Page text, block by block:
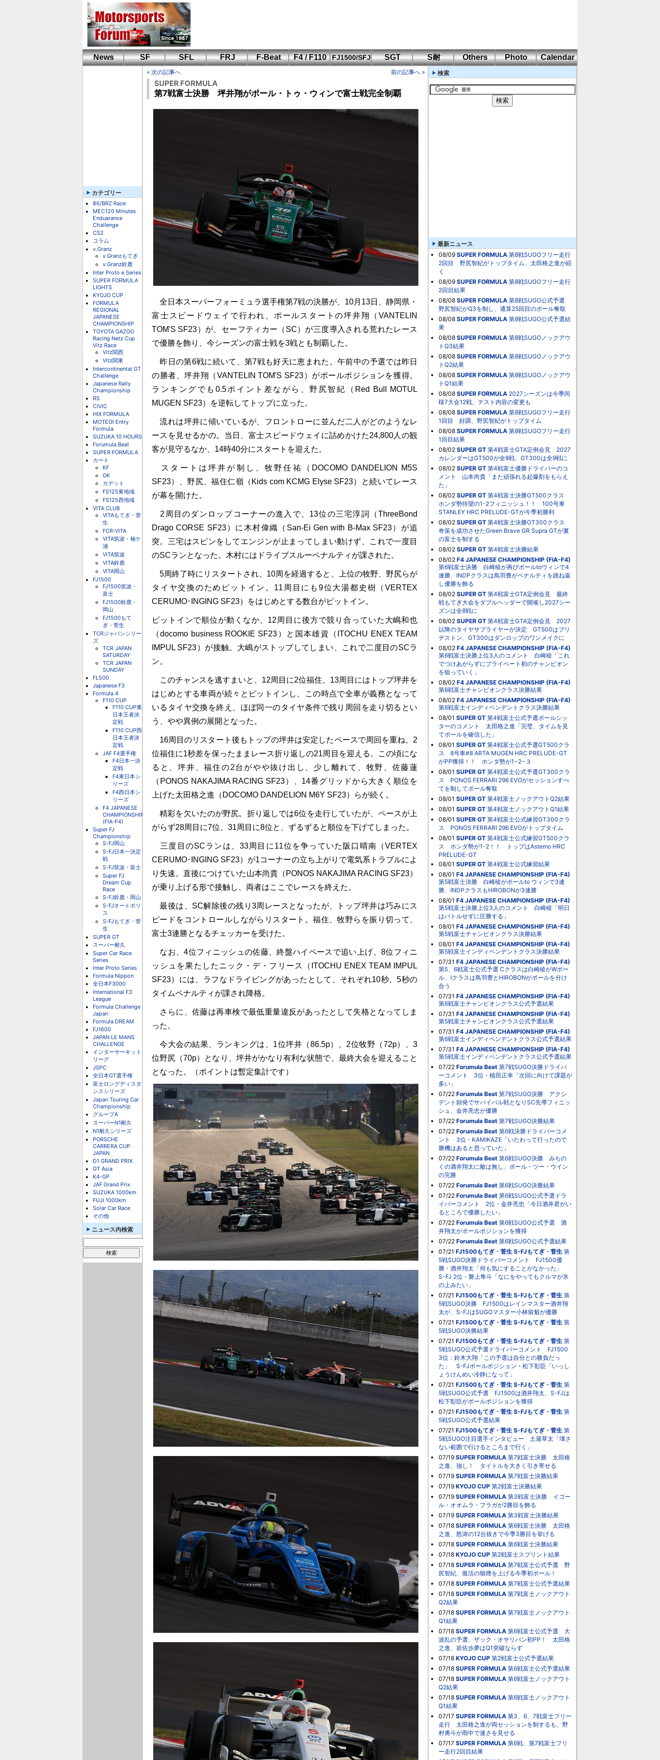
News SF SFL FRJ F-Beat
F4 / F110
FJ1500/SFJ SGT S耐 Others Photo Calendar
カテゴリー
86/BRZ Race
MEC120 Minutes
Enduarance
Challenge
CS2
コラム
v.Granz
v.Granzもてぎ
v.Granz鈴鹿
Inter Proto e Series
SUPER FORMULA
LIGHTS
KYOJO CUP
FORMULA
REGIONAL
JAPANESE
CHAMPIONSHIP
TOYOTA GAZOO
Racing Netz Cup
Vitz Race
Vitz関西
Vitz関東
Intercontinental GT
Challenge
Japanese Rally
Championship
RS
CIVIC
HIX FORMULA
MOTEGI Entry
Formula
SUZUKA 10 HOURS
Forumula Beat
SUPER FORMULA
カート
KF
OK
カデット
FS125東地域
FS125西地域
VITA CLUB
VITAもてぎ・菅
生
FCR-VITA
VITA筑波・袖ケ
浦
VITA筑波
VITA鈴鹿
VITA岡山
FJ1500
FJ1500筑波・
富士
FJ1500鈴鹿・
岡山
FJ1500もて
ぎ・菅生
TCRジャパンシリー
ズ
TCR JAPAN
SATURDAY
TCR JAPAN
SUNDAY
FL500
Japanese F3
Formula 4
F110 CUP
F110 CUP東
日本王者決
定戦
F110 CUP西
日本王者決
定戦
JAF F4選手権
F4日本一決
定戦
F4東日本シ
リーズ
F4西日本シ
リーズ
F4 JAPANESE
CHAMPIONSHIP
(FIA-F4)
Super FJ
Championship
S-FJ岡山
S-FJ日本一決定
戦
S-FJ筑波・富士
Super FJ
Dream Cup
Race
S-FJ鈴鹿・岡山
S-FJオートポリ
ス
S-FJもてぎ・菅
生
SUPER GT
スーパー耐久
Super Car Race
Series
Inter Proto Series
Formula Nippon
全日本F3000
International F3
League
Formula Challenge
Japan
Formula DREAM
FJ1600
JAPAN LE MANS
CHALLENGE
インターサーキット
リーグ
JSPC
全日本GT選手権
富士ロングディスタ
ンスシリーズ
Japan Touring Car
Championship
グループA
スーパーN1耐久
N1耐久シリーズ
PORSCHE
CARRERA CUP
JAPAN
D1 GRAND PRIX
GT Asia
K4-GP
JAF Grand Prix
SUZUKA 1000km
FUJI 1000km
Solar Car Race
その他
ニュース内検索
« 次の記事へ 前の記事へ »
SUPER FORMULA
第7戦富士決勝 坪井翔がポール・トゥ・ウィンで富士戦完全制覇
全日本スーパーフォーミュラ選手権第7戦の決勝が、10月13日、静岡県・
富士スピードウェイで行われ、ポールスタートの坪井翔（VANTELIN
TOM'S SF23）が、セーフティカー（SC）が三度導入される荒れたレース
で優勝を飾り、今シーズンの富士戦を3戦とも制覇した。
昨日の第6戦に続いて、第7戦も好天に恵まれた。午前中の予選では昨日
の勝者、坪井翔（VANTELIN TOM'S SF23）がポールポジションを獲得。
ランキングでも0.5ポイント差ながら、野尻智紀（Red Bull MOTUL
MUGEN SF23）を逆転してトップに立った。
流れは坪井に傾いているが、フロントローに並んだ二人がどのようなレ
ースを見せるかの。当日、富士スピードウェイに詰めかけた24,800人の観
客が見守るなか、14時40分にスタートを迎えた。
スタートは坪井が制し、牧野任祐（DOCOMO DANDELION M5S
SF23）、野尻、福住仁嶺（Kids com KCMG Elyse SF23）と続いてレース
が幕を開けた。
2周目のダンロップコーナーの進入で、13位の三宅淳詞（ThreeBond
Drago CORSE SF23）に木村偉織（San-Ei Gen with B-Max SF23）が追
突。三宅はスピンをしてエンジンが止まってしまい動けず、これで一度目
のSCランとなった。木村にはドライブスルーペナルティが課された。
5周終了時にリスタートされ、10周を経過すると、上位の牧野、野尻らが
タイヤ交換のためピットイン。11周目にも9位大湯都史樹（VERTEX
CERUMO･INGING SF23）をはじめとする数台がピットイン。
ピットインで順位が動くなか、12周目に後方で競り合っていた大嶋和也
（docomo business ROOKIE SF23）と国本雄資（ITOCHU ENEX TEAM
IMPUL SF23）が接触。大嶋がストップしてしまい、これで二度目のSCラ
ン。
このチャンスを逃すまいと、12周目に2位福住、13周目にはトップ坪井を
はじめとする車両が続々とピットインし、この時点で全車が義務となって
いるタイヤ交換を終え、ほぼ同一のタイヤ条件で残り周回を走り切るとい
う、やや異例の展開となった。
16周目のリスタート後もトップの坪井は安定したペースで周回を重ね、2
位福住に1秒差を保ったままレース折り返しの21周目を迎える。この頃にな
ると、坪井、福住の2台がやや抜け出し、少し離れて、牧野、佐藤蓮
（PONOS NAKAJIMA RACING SF23）、14番グリッドから大きく順位を
上げた太田格之進（DOCOMO DANDELION M6Y SF23）らが続く。
精彩を欠いたのが野尻。折り返しでは6位を走行していたが、ペースが上
がらず28周目に7位、31周目に8位と、ずるずると順位を下げてしまった。
三度目のSCランは、33周目に11位を争っていた阪口晴南（VERTEX
CERUMO･INGING SF23）が1コーナーの立ち上がりで電気系トラブルによ
り失速。直後につけていた山本尚貴（PONOS NAKAJIMA RACING SF23）
が乗り上げる形で接触し、両者はここでレースを終えた。
最後は、SC解除後の残り3周レースとなったが、トップ坪井は巧みにス
ピードをコントロールしながらリスタート。福住、牧野らを振り切って、
富士3連勝となるチェッカーを受けた。
なお、4位フィニッシュの佐藤、終盤ハイペースで追い上げ、8位フィニ
ッシュを果たしたニック・デ・フリース（ITOCHU ENEX TEAM IMPUL
SF23）には、ラフなドライビングがあったとして、それぞれ10秒、5秒の
タイムペナルティが課され降格。
さらに、佐藤は再車検で最低重量違反があったとして失格となってしま
った。
今大会の結果、ランキングは、1位坪井（86.5p）、2位牧野（72p）、3
位野尻（70p）となり、坪井がかなり有利な状態で、最終大会を迎えること
となった。（ポイントは暫定集計です）
検索
最新ニュース
08/09 SUPER FORMULA 第8戦SUGOフリー走行
2回目 野尻智紀がトップタイム、太田格之進が続
く
08/09 SUPER FORMULA 第8戦SUGOフリー走行
2回目結果
08/08 SUPER FORMULA 第8戦SUGO公式予選
野尻智紀がQ3を制し、通算25回目のポール奪取
08/08 SUPER FORMULA 第8戦SUGO公式予選結
果
08/08 SUPER FORMULA 第8戦SUGOノックアウ
トQ3結果
08/08 SUPER FORMULA 第8戦SUGOノックアウ
トQ2結果
08/08 SUPER FORMULA 第8戦SUGOノックアウ
トQ1結果
08/08 SUPER FORMULA 2027シーズンは今季同
様7大会12戦、テスト内容の変更も
08/08 SUPER FORMULA 第8戦SUGOフリー走行
1回目 好調、野尻智紀がトップタイム
08/08 SUPER FORMULA 第8戦SUGOフリー走行
1回目結果
08/02 SUPER GT 第4戦富士GTA定例会見 2027
カレンダーはGT500が全8戦、GT300は全9戦に
08/02 SUPER GT 第4戦富士優勝ドライバーのコ
メント 山本尚貴「また頑張れる起爆剤をもらえ
た」
08/02 SUPER GT 第4戦富士決勝GT500クラス
ホンダ勢待望の1-2フィニッシュ！！ 100号車
STANLEY HRC PRELUDE-GTが今季初勝利
08/02 SUPER GT 第4戦富士決勝GT300クラス
奇策を成功させたGreen Brave GR Supra GTが夏
の富士を制する
08/02 SUPER GT 第4戦富士決勝結果
08/02 F4 JAPANESE CHAMPIONSHIP (FIA-F4)
第6戦富士決勝 白崎稜が再びポールtoウィンで4
連勝、INDPクラスは鳥羽豊がペナルティを跳ね返
し優勝を飾る
08/02 SUPER GT 第4戦富士GTA定例会見 最終
戦もてぎ大会をダブルヘッダーで開催し2027シー
ズンは全8戦に
08/02 SUPER GT 第4戦富士GTA定例会見 2027
以降のタイヤサプライヤーが決定 GT500はブリ
ヂストン、GT300はダンロップのワンメイクに
08/02 F4 JAPANESE CHAMPIONSHIP (FIA-F4)
第6戦富士決勝上位3人のコメント 白崎稜「これ
でつけあがらずにプライベート初のチャンピオン
を狙っていく」
08/02 F4 JAPANESE CHAMPIONSHIP (FIA-F4)
第6戦富士チャンピオンクラス決勝結果
08/02 F4 JAPANESE CHAMPIONSHIP (FIA-F4)
第6戦富士インディペンデントクラス決勝結果
08/01 SUPER GT 第4戦富士公式予選ポールシッ
ターのコメント 太田格之進「完璧、タイムを見
てポールを確信した」
08/01 SUPER GT 第4戦富士公式予選GT500クラ
ス 8号車#8 ARTA MUGEN HRC PRELUDE-GT
がPP獲得！！ ホンダ勢が1−2−３
08/01 SUPER GT 第4戦富士公式予選GT300クラ
ス PONOS FERRARI 296 EVOがセッションすべ
てを制してポール奪取
08/01 SUPER GT 第4戦富士ノックアウトQ2結果
08/01 SUPER GT 第4戦富士ノックアウトQ1結果
08/01 SUPER GT 第4戦富士公式練習GT300クラ
ス PONOS FERRARI 296 EVOがトップタイム
08/01 SUPER GT 第4戦富士公式練習GT500クラ
ス ホンダ勢が1-2！！ トップはAstemo HRC
PRELUDE-GT
08/01 SUPER GT 第4戦富士公式練習結果
08/01 F4 JAPANESE CHAMPIONSHIP (FIA-F4)
第5戦富士決勝 白崎稜がポールto ウィンで3連
勝、INDPクラスもHIROBONが3連勝
08/01 F4 JAPANESE CHAMPIONSHIP (FIA-F4)
第5戦富士決勝上位3人のコメント 白崎稜「明日
はバトルせずに圧勝する」
08/01 F4 JAPANESE CHAMPIONSHIP (FIA-F4)
第5戦富士チャンピオンクラス決勝結果
08/01 F4 JAPANESE CHAMPIONSHIP (FIA-F4)
第5戦富士インディペンデントクラス決勝結果
07/31 F4 JAPANESE CHAMPIONSHIP (FIA-F4)
第5、6戦富士公式予選 Cクラスは白崎稜がWポー
ル、Iクラスは鳥羽豊とHIROBONがポールを分け
合う
07/31 F4 JAPANESE CHAMPIONSHIP (FIA-F4)
第6戦富士チャンピオンクラス公式予選結果
07/31 F4 JAPANESE CHAMPIONSHIP (FIA-F4)
第5戦富士チャンピオンクラス公式予選結果
07/31 F4 JAPANESE CHAMPIONSHIP (FIA-F4)
第6戦富士インディペンデントクラス公式予選結果
07/31 F4 JAPANESE CHAMPIONSHIP (FIA-F4)
第5戦富士インディペンデントクラス公式予選結果
07/22 Forumula Beat 第7戦SUGO決勝ドライバ
ーコメント 3位・植田正幸「次回に向けて課題が
多い」
07/22 Forumula Beat 第7戦SUGO決勝 アクシ
デント頻発でサバイバル戦となりSC先導フィニッ
シュ、金井亮忠が優勝
07/22 Forumula Beat 第7戦SUGO決勝結果
07/22 Forumula Beat 第6戦決勝ドライバーコメ
ント 3位・KAMIKAZE「いたわって行ったので
勝機はあると思っていた」
07/22 Forumula Beat 第6戦SUGO決勝 みちの
くの酒井翔太に敵は無し、ポール・ツー・ウイン
の完勝
07/22 Forumula Beat 第6戦SUGO決勝結果
07/22 Forumula Beat 第6戦SUGO公式予選ドラ
イバーコメント 2位・金井亮忠「今日酒井君がい
るところで優勝したい」
07/22 Forumula Beat 第6戦SUGO公式予選 酒
井翔太がポールポジションを獲得
07/22 Forumula Beat 第6戦SUGO公式予選結果
07/21 FJ1500もてぎ・菅生 S-FJもてぎ・菅生 第
5戦SUGO決勝ドライバーコメント FJ1500優
勝・酒井翔太「何も気にすることがなかった」
S-FJ 2位・磐上隼斗「なにをやってもクルマが氷
の上みたい」
07/21 FJ1500もてぎ・菅生 S-FJもてぎ・菅生 第
5戦SUGO決勝 FJ1500はレインマスター酒井翔
太が、S-FJはSUGOマスター小林留魁が優勝
07/21 FJ1500もてぎ・菅生 S-FJもてぎ・菅生 第
5戦SUGO決勝結果
07/21 FJ1500もてぎ・菅生 S-FJもてぎ・菅生 第
5戦SUGO公式予選ドライバーコメント FJ1500
3位：鈴木大翔「この予選は自分との勝負だっ
た」 S-FJポールポジション・松下彰臣「いっし
ょうけんめい冷静になって」
07/21 FJ1500もてぎ・菅生 S-FJもてぎ・菅生 第
5戦SUGO公式予選 FJ1500は酒井翔太、S-FJは
松下彰臣がポールポジションを獲得
07/21 FJ1500もてぎ・菅生 S-FJもてぎ・菅生 第
5戦SUGO公式予選結果
07/21 FJ1500もてぎ・菅生 S-FJもてぎ・菅生 第
5戦SUGO注目選手インタビュー 土屋草太「壊さ
ない範囲で行けるところまで行く」
07/19 SUPER FORMULA 第7戦富士決勝 太田格
之進、強し！ タイトルを大きく引き寄せる
07/19 SUPER FORMULA 第7戦富士決勝結果
07/19 KYOJO CUP 第2戦富士決勝結果
07/19 SUPER FORMULA 第3戦富士決勝 イゴー
ル・オオムラ・フラガが2勝目を飾る
07/19 SUPER FORMULA 第3戦富士決勝結果
07/18 SUPER FORMULA 第6戦富士決勝 太田格
之進、怒涛の12台抜きで今季3勝目を挙げる
07/18 SUPER FORMULA 第6戦富士決勝結果
07/18 KYOJO CUP 第2戦富士スプリント結果
07/18 SUPER FORMULA 第7戦富士公式予選 野
尻智紀、復活の狼煙を上げる今季初ポール！
07/18 SUPER FORMULA 第7戦富士公式予選結果
07/18 SUPER FORMULA 第7戦富士ノックアウト
Q2結果
07/18 SUPER FORMULA 第7戦富士ノックアウト
Q1結果
07/18 SUPER FORMULA 第6戦富士公式予選 大
波乱の予選、ザック・オサリバン初PP！ 太田格
之進、岩佐歩夢はQ1突破ならず
07/18 KYOJO CUP 第2戦富士公式予選結果
07/18 SUPER FORMULA 第6戦富士公式予選結果
07/18 SUPER FORMULA 第6戦富士ノックアウト
Q2結果
07/18 SUPER FORMULA 第6戦富士ノックアウト
Q1結果
07/17 SUPER FORMULA 第3、6、7戦富士フリー
走行 太田格之進が両セッションを制するも、野
村勇斗が雨中で速さを見せる
07/17 SUPER FORMULA 第6戦、第7戦富士フリ
ー走行2回目結果